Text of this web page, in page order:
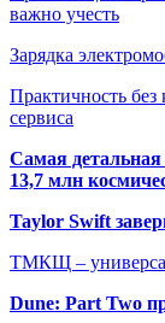
важно учесть
Зарядка
Практичность
сервиса
Самая детальная
13,7 млн
Taylor Swift
ТМКЩ –
Dune: Part Two